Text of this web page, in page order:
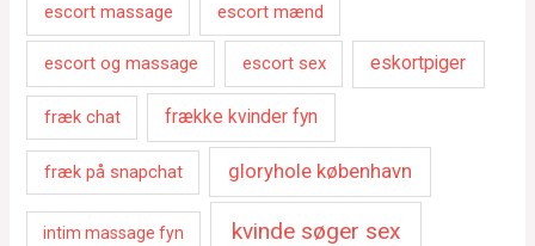
escort massage escort mænd
escort og massage escort sex eskortpiger
fræk chat frække kvinder fyn
fræk på snapchat gloryhole københavn
intim massage fyn kvinde søger sex